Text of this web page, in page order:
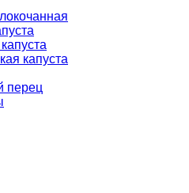
капуста
перец